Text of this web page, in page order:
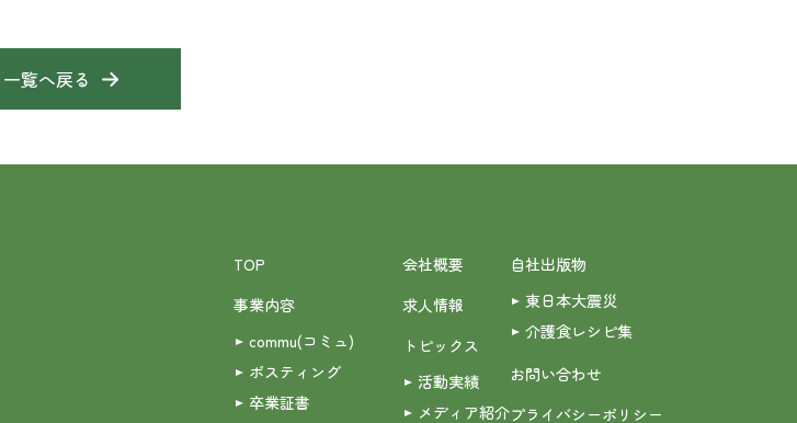
一覧へ戻る
TOP
事業内容
commu(コミュ)
ポスティング
卒業証書
会社概要
求人情報
トピックス
活動実績
メディア紹介
自社出版物
東日本大震災
介護食レシピ集
お問い合わせ
プライバシーポリシー